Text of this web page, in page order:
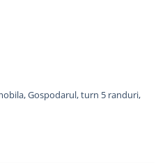
Gospodarul, turn 5 randuri,